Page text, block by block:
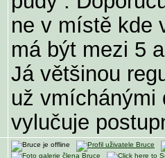
ne v místě kde
má být mezi 5
Já většinou
už vmíchánými
vylučuje